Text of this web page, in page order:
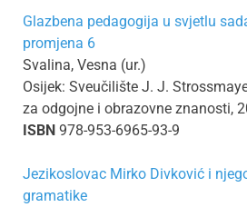
Glazbena pedagogija u svjetlu
promjena 6
Svalina, Vesna (ur.)
Osijek: Sveučilište J. J.
za odgojne i obrazovne znanosti,
ISBN 978-953-6965-93-9
Jezikoslovac Mirko Divković i
gramatike